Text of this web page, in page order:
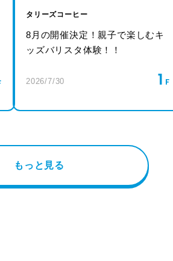
タリーズコーヒー
8月の開催決定！親子で楽しむキ
ッズバリスタ体験！！
2026/7/30 1
もっと見る